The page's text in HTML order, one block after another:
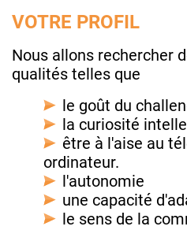
VOTRE PROFIL
Nous allons rechercher
qualités telles que
le goût du
la curiosité
être à l'aise au
ordinateur.
l'autonomie
une capacité
le sens de la